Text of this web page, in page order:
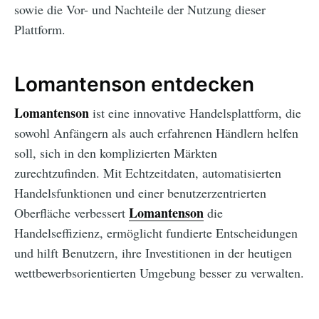
sowie die Vor- und Nachteile der Nutzung dieser
Plattform.
Lomantenson entdecken
Lomantenson ist eine innovative Handelsplattform, die
sowohl Anfängern als auch erfahrenen Händlern helfen
soll, sich in den komplizierten Märkten
zurechtzufinden. Mit Echtzeitdaten, automatisierten
Handelsfunktionen und einer benutzerzentrierten
Oberfläche verbessert Lomantenson die
Handelseffizienz, ermöglicht fundierte Entscheidungen
und hilft Benutzern, ihre Investitionen in der heutigen
wettbewerbsorientierten Umgebung besser zu verwalten.